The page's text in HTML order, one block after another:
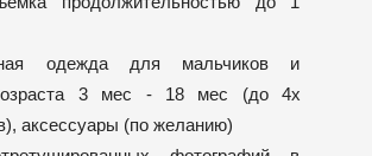
одежда для мальчиков и
3 мес - 18 мес (до 4х
аксессуары (по желанию)